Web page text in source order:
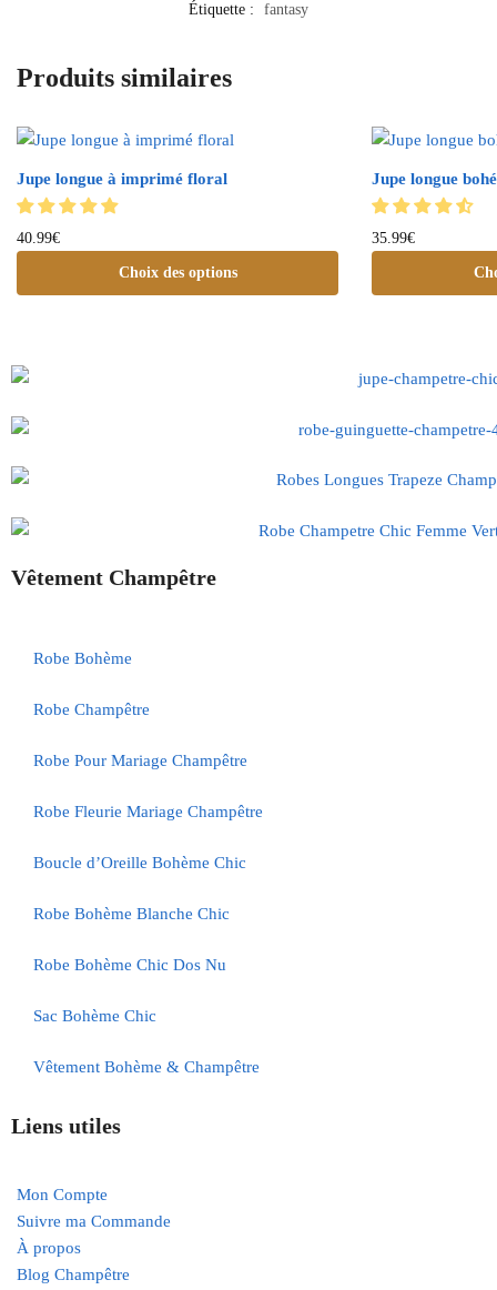
Étiquette :
fantasy
Produits similaires
Jupe longue à imprimé floral
40.99€
Choix des options
Jupe longue
35.99€
Vêtement Champêtre
Robe Bohème
Robe Champêtre
Robe Pour Mariage Champêtre
Robe Fleurie Mariage Champêtre
Boucle d’Oreille Bohème Chic
Robe Bohème Blanche Chic
Robe Bohème Chic Dos Nu
Sac Bohème Chic
Vêtement Bohème & Champêtre
Liens utiles
Mon Compte
Suivre ma Commande
À propos
Blog Champêtre